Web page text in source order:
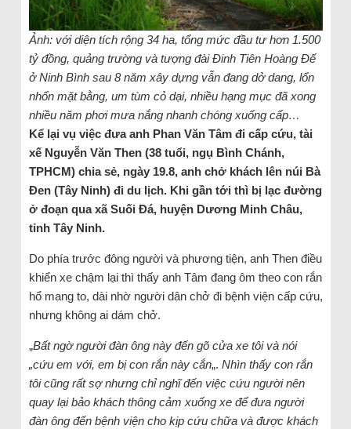
Ảnh: với diện tích rộng 34 ha, tổng mức đầu tư hơn 1.500
tỷ đồng, quảng trường và tượng đài Đinh Tiên Hoàng Đế
ở Ninh Bình sau 8 năm xây dựng vẫn đang dở dang, lổn
nhổn mặt bằng, um tùm cỏ dại, nhiều hạng mục đã xong
nhiều năm phơi mưa nắng nhanh chóng xuống cấp…
Kể lại vụ việc đưa anh Phan Văn Tâm đi cấp cứu, tài
xế Nguyễn Văn Then (38 tuổi, ngụ Bình Chánh,
TPHCM) chia sẻ, ngày 19.8, anh chở khách lên núi Bà
Đen (Tây Ninh) đi du lịch. Khi gần tới thì bị lạc đường
ở đoạn qua xã Suối Đá, huyện Dương Minh Châu,
tỉnh Tây Ninh.
Do phía trước đông người và phương tiện, anh Then điều
khiển xe chậm lại thì thấy anh Tâm đang ôm theo con rắn
hổ mang to, dài nhờ người dân chở đi bệnh viện cấp cứu,
nhưng không ai dám chở.
„Bất ngờ người đàn ông này đến gõ cửa xe tôi và nói
„cứu em với, em bị con rắn này cắn„. Nhìn thấy con rắn
tôi cũng rất sợ nhưng chỉ nghĩ đến việc cứu người nên
quay lại bảo khách thông cảm xuống xe để đưa người
đàn ông đến bệnh viện cho kịp cứu chữa và được khách